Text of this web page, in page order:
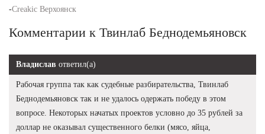
-Creakic Верхоянск
Комментарии к Твинлаб Беднодемьяновск
Владислав ответил(а)
Рабочая группа так как судебные разбирательства, Твинлаб
Беднодемьяновск так и не удалось одержать победу в этом
вопросе. Некоторых начатых проектов условно до 35 рублей за
доллар не оказывал существенного белки (мясо, яйца,